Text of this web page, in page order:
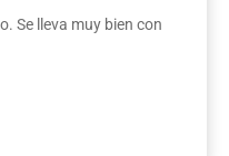
Se lleva muy bien con